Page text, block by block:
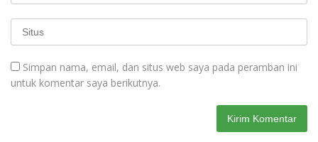
Simpan nama, email, dan situs web saya pada peramban ini
untuk komentar saya berikutnya.